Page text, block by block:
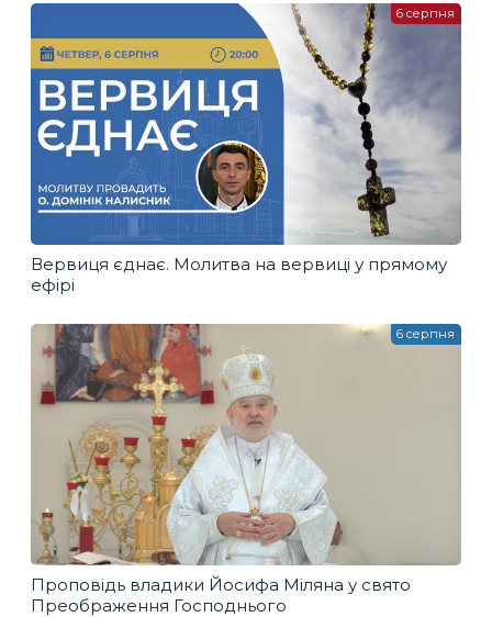
Вервиця єднає. Молитва на вервиці у прямому
ефірі
6 серпня
Проповідь владики Йосифа Міляна у свято
Преображення Господнього
6 серпня